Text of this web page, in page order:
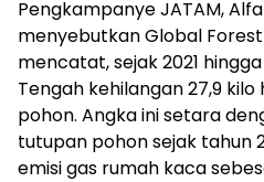
Pengkampanye JATAM,
menyebutkan Global
mencatat, sejak 2021
Tengah kehilangan 27,9
pohon. Angka ini setara
tutupan pohon sejak tahun
emisi gas rumah kaca